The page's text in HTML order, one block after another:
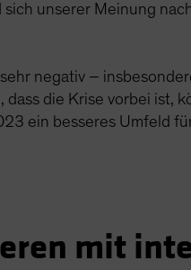
unserer Meinung
negativ –
die Krise vorbei ist,
ein besseres Umfeld
mit